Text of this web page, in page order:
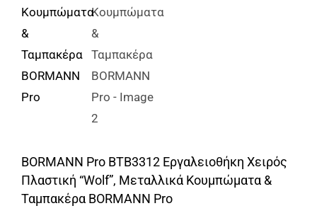
BORMANN Pro BTB3312 Εργαλειοθήκη Χειρός
Πλαστική “Wolf”, Μεταλλικά Κουμπώματα &
Ταμπακέρα BORMANN Pro